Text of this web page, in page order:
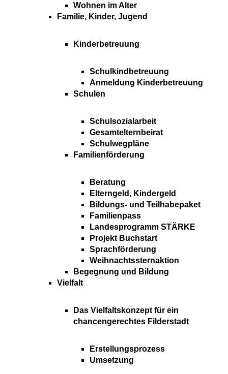
Wohnen im Alter
Familie, Kinder, Jugend
Kinderbetreuung
Schulkindbetreuung
Anmeldung Kinderbetreuung
Schulen
Schulsozialarbeit
Gesamtelternbeirat
Schulwegpläne
Familienförderung
Beratung
Elterngeld, Kindergeld
Bildungs- und Teilhabepaket
Familienpass
Landesprogramm STÄRKE
Projekt Buchstart
Sprachförderung
Weihnachtssternaktion
Begegnung und Bildung
Vielfalt
Das Vielfaltskonzept für ein
chancengerechtes Filderstadt
Erstellungsprozess
Umsetzung